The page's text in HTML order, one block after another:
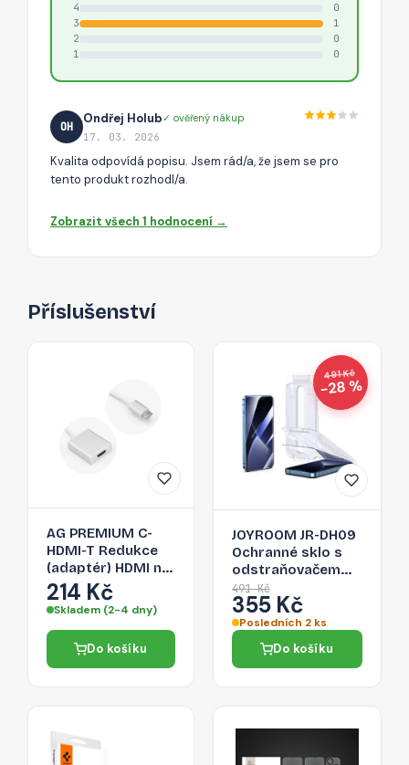
4
0
3
1
2
0
1
0
OH
Ondřej Holub✓ ověřený nákup
17. 03. 2026
Kvalita odpovídá popisu. Jsem rád/a, že jsem se pro
tento produkt rozhodl/a.
Zobrazit všech 1 hodnocení →
Příslušenství
AG PREMIUM C-
HDMI-T Redukce
(adaptér) HDMI na
USB-C 3.1, délka
17cm, bílo-stříbrná
214 Kč
Skladem (2-4 dny)
Do košíku
491 Kč
−28 %
JOYROOM JR-DH09
Ochranné sklo s
odstraňovačem
prachu 2.5D FULL-
COVER 0.33mm
pro iPhone 14,
montážní rámeček
491 Kč
355 Kč
Posledních 2 ks
Do košíku